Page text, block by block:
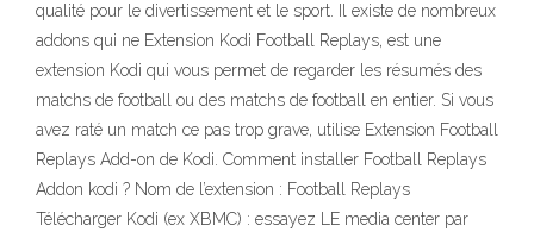
qualité pour le divertissement et le sport. Il existe de nombreux
addons qui ne Extension Kodi Football Replays, est une
extension Kodi qui vous permet de regarder les résumés des
matchs de football ou des matchs de football en entier. Si vous
avez raté un match ce pas trop grave, utilise Extension Football
Replays Add-on de Kodi. Comment installer Football Replays
Addon kodi ? Nom de l’extension : Football Replays
Télécharger Kodi (ex XBMC) : essayez LE media center par